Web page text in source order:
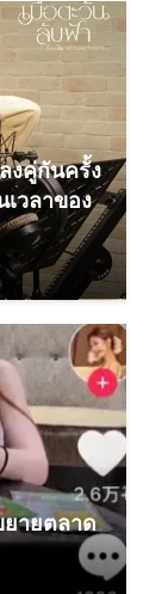
ลงคู่กันครั้ง
เวลาของ
ยายตลาด